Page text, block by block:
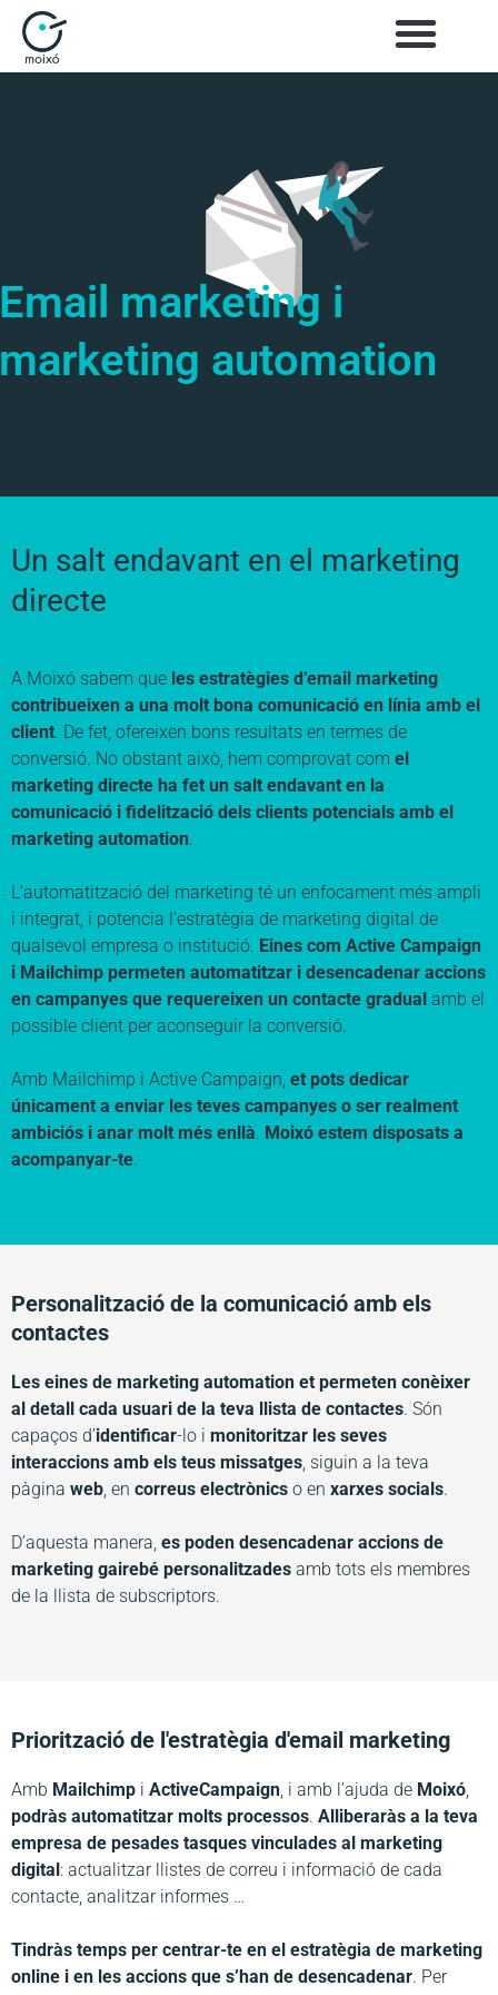
Email marketing i
marketing automation
Un salt endavant en el marketing
directe
A Moixó sabem que les estratègies d’email marketing
contribueixen a una molt bona comunicació en línia amb el
client. De fet, ofereixen bons resultats en termes de
conversió. No obstant això, hem comprovat com el
marketing directe ha fet un salt endavant en la
comunicació i fidelització dels clients potencials amb el
marketing automation.
L’automatització del marketing té un enfocament més ampli
i integrat, i potencia l’estratègia de marketing digital de
qualsevol empresa o institució. Eines com Active Campaign
i Mailchimp permeten automatitzar i desencadenar accions
en campanyes que requereixen un contacte gradual amb el
possible client per aconseguir la conversió.
Amb Mailchimp i Active Campaign, et pots dedicar
únicament a enviar les teves campanyes o ser realment
ambiciós i anar molt més enllà. Moixó estem disposats a
acompanyar-te.
Personalització de la comunicació amb els
contactes
Les eines de marketing automation et permeten conèixer
al detall cada usuari de la teva llista de contactes. Són
capaços d’identificar-lo i monitoritzar les seves
interaccions amb els teus missatges, siguin a la teva
pàgina web, en correus electrònics o en xarxes socials.
D’aquesta manera, es poden desencadenar accions de
marketing gairebé personalitzades amb tots els membres
de la llista de subscriptors.
Priorització de l'estratègia d'email marketing
Amb Mailchimp i ActiveCampaign, i amb l’ajuda de Moixó,
podràs automatitzar molts processos. Alliberaràs a la teva
empresa de pesades tasques vinculades al marketing
digital: actualitzar llistes de correu i informació de cada
contacte, analitzar informes …
Tindràs temps per centrar-te en el estratègia de marketing
online i en les accions que s’han de desencadenar. Per